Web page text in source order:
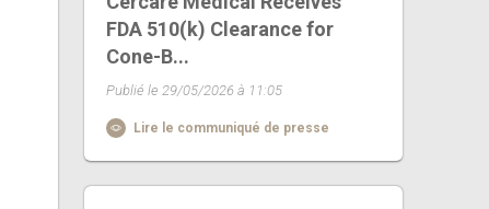
FDA 510(k) Clearance for
Cone-B...
Publié le 29/05/2026 à 11:05
Lire le communiqué de presse